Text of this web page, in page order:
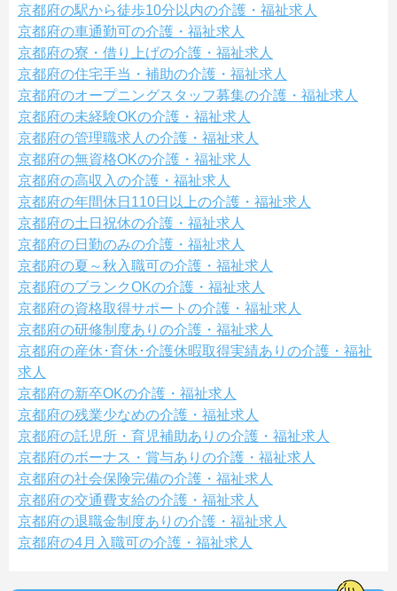
京都府の駅から徒歩10分以内の介護・福祉求人
京都府の車通勤可の介護・福祉求人
京都府の寮・借り上げの介護・福祉求人
京都府の住宅手当・補助の介護・福祉求人
京都府のオープニングスタッフ募集の介護・福祉求人
京都府の未経験OKの介護・福祉求人
京都府の管理職求人の介護・福祉求人
京都府の無資格OKの介護・福祉求人
京都府の高収入の介護・福祉求人
京都府の年間休日110日以上の介護・福祉求人
京都府の土日祝休の介護・福祉求人
京都府の日勤のみの介護・福祉求人
京都府の夏～秋入職可の介護・福祉求人
京都府のブランクOKの介護・福祉求人
京都府の資格取得サポートの介護・福祉求人
京都府の研修制度ありの介護・福祉求人
京都府の産休･育休･介護休暇取得実績ありの介護・福祉
求人
京都府の新卒OKの介護・福祉求人
京都府の残業少なめの介護・福祉求人
京都府の託児所・育児補助ありの介護・福祉求人
京都府のボーナス・賞与ありの介護・福祉求人
京都府の社会保険完備の介護・福祉求人
京都府の交通費支給の介護・福祉求人
京都府の退職金制度ありの介護・福祉求人
京都府の4月入職可の介護・福祉求人